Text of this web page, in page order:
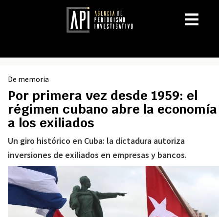
De memoria
Por primera vez desde 1959: el
régimen cubano abre la economía
a los exiliados
Un giro histórico en Cuba: la dictadura autoriza
inversiones de exiliados en empresas y bancos.